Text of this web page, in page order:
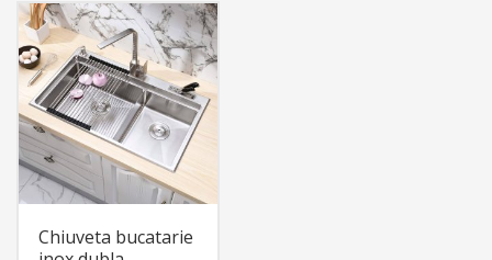
inox perforat + tocator
lemn Sapele. Include:
pachet complet accesorii
montaj.
Chiuveta bucatarie